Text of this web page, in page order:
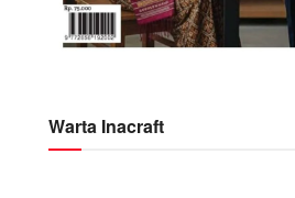
Warta Inacraft